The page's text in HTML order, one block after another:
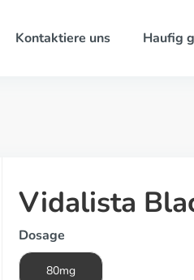
Kontaktiere uns Haufig
Vidalista
Dosage
80mg